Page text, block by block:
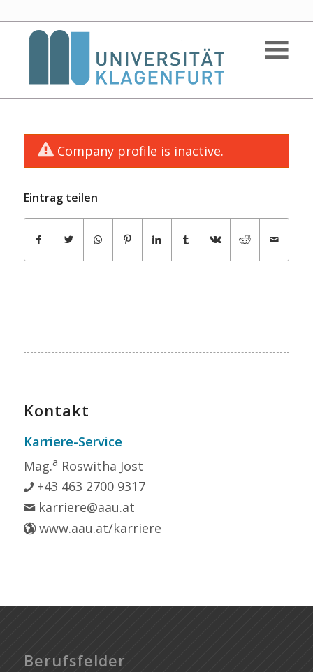
Company profile is inactive.
Eintrag teilen
Kontakt
Karriere-Service
Mag.a Roswitha Jost
+43 463 2700 9317
karriere@aau.at
www.aau.at/karriere
Berufsfelder